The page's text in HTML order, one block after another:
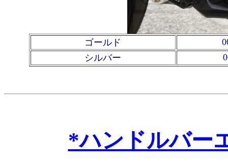
ゴールド
シルバー
*ハンドルバー